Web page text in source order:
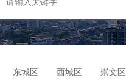
东城区 西城区 崇文区